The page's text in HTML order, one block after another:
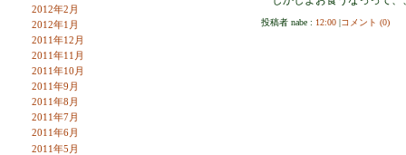
2012年2月
2012年1月
2011年12月
2011年11月
2011年10月
2011年9月
2011年8月
2011年7月
2011年6月
2011年5月
投稿者 nabe : 12:00 |コメント (0)